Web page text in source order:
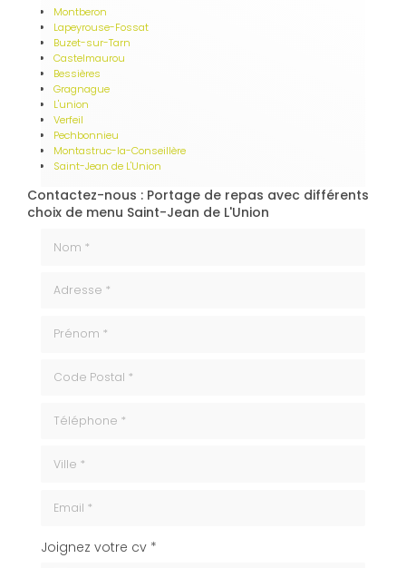
Montberon
Lapeyrouse-Fossat
Buzet-sur-Tarn
Castelmaurou
Bessières
Gragnague
L'union
Verfeil
Pechbonnieu
Montastruc-la-Conseillère
Saint-Jean de L'Union
Contactez-nous : Portage de repas avec différents
choix de menu Saint-Jean de L'Union
cv
Joignez votre cv *